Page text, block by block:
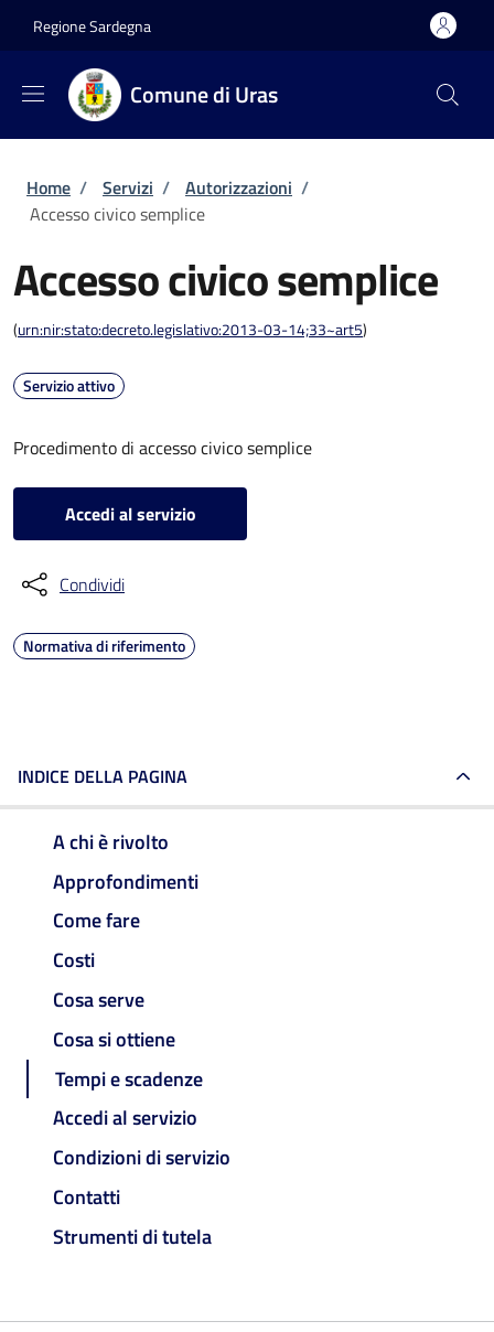
Regione Sardegna
Comune di Uras
Briciole di pane
Home / Servizi / Autorizzazioni /
Accesso civico semplice
Accesso civico semplice
(urn:nir:stato:decreto.legislativo:2013-03-14;33~art5)
Servizio attivo
Procedimento di accesso civico semplice
Accedi al servizio
Condividi
Normativa di riferimento
INDICE DELLA PAGINA
A chi è rivolto
Approfondimenti
Come fare
Costi
Cosa serve
Cosa si ottiene
Tempi e scadenze
Accedi al servizio
Condizioni di servizio
Contatti
Strumenti di tutela